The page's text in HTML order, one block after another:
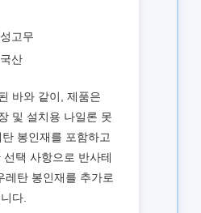
고무
국산
바와 같이, 제품은
및 설치용 나일론 못
봉인재를 포함하고
선택 사항으로 반사테
레탄 봉인재를 추가로
다.